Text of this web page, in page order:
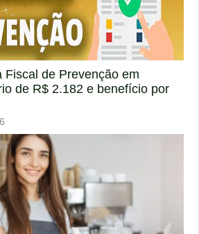
Fiscal de Prevenção em
de R$ 2.182 e benefício por